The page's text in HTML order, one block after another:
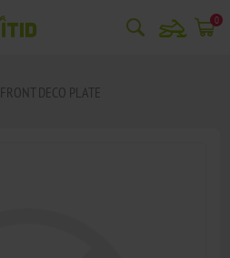
snowmobile 0
FRONT DECO PLATE